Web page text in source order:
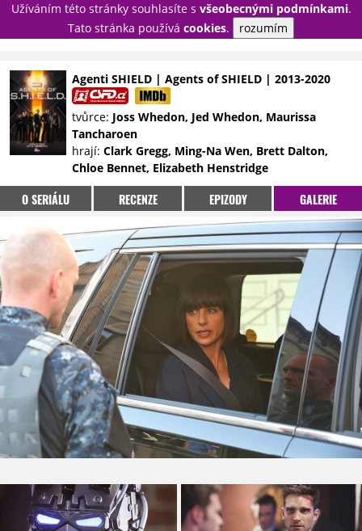
Užíváním této stránky souhlasíte s všeobecnými podmínkami.
Tato stránka používá cookies. rozumím
PŘIHLÁSIT
NOVINKY
TÉMATA
RECENZE
EPIZODY
KULT
TRAILERY
GALERIE
DISKUZE
STATISTIKY
TIRÁŽ
Agenti SHIELD | Agents of SHIELD | 2013-2020
tvůrce: Joss Whedon, Jed Whedon, Maurissa
Tancharoen
hrají: Clark Gregg, Ming-Na Wen, Brett Dalton,
Chloe Bennet, Elizabeth Henstridge
O SERIÁLU RECENZE EPIZODY GALERIE